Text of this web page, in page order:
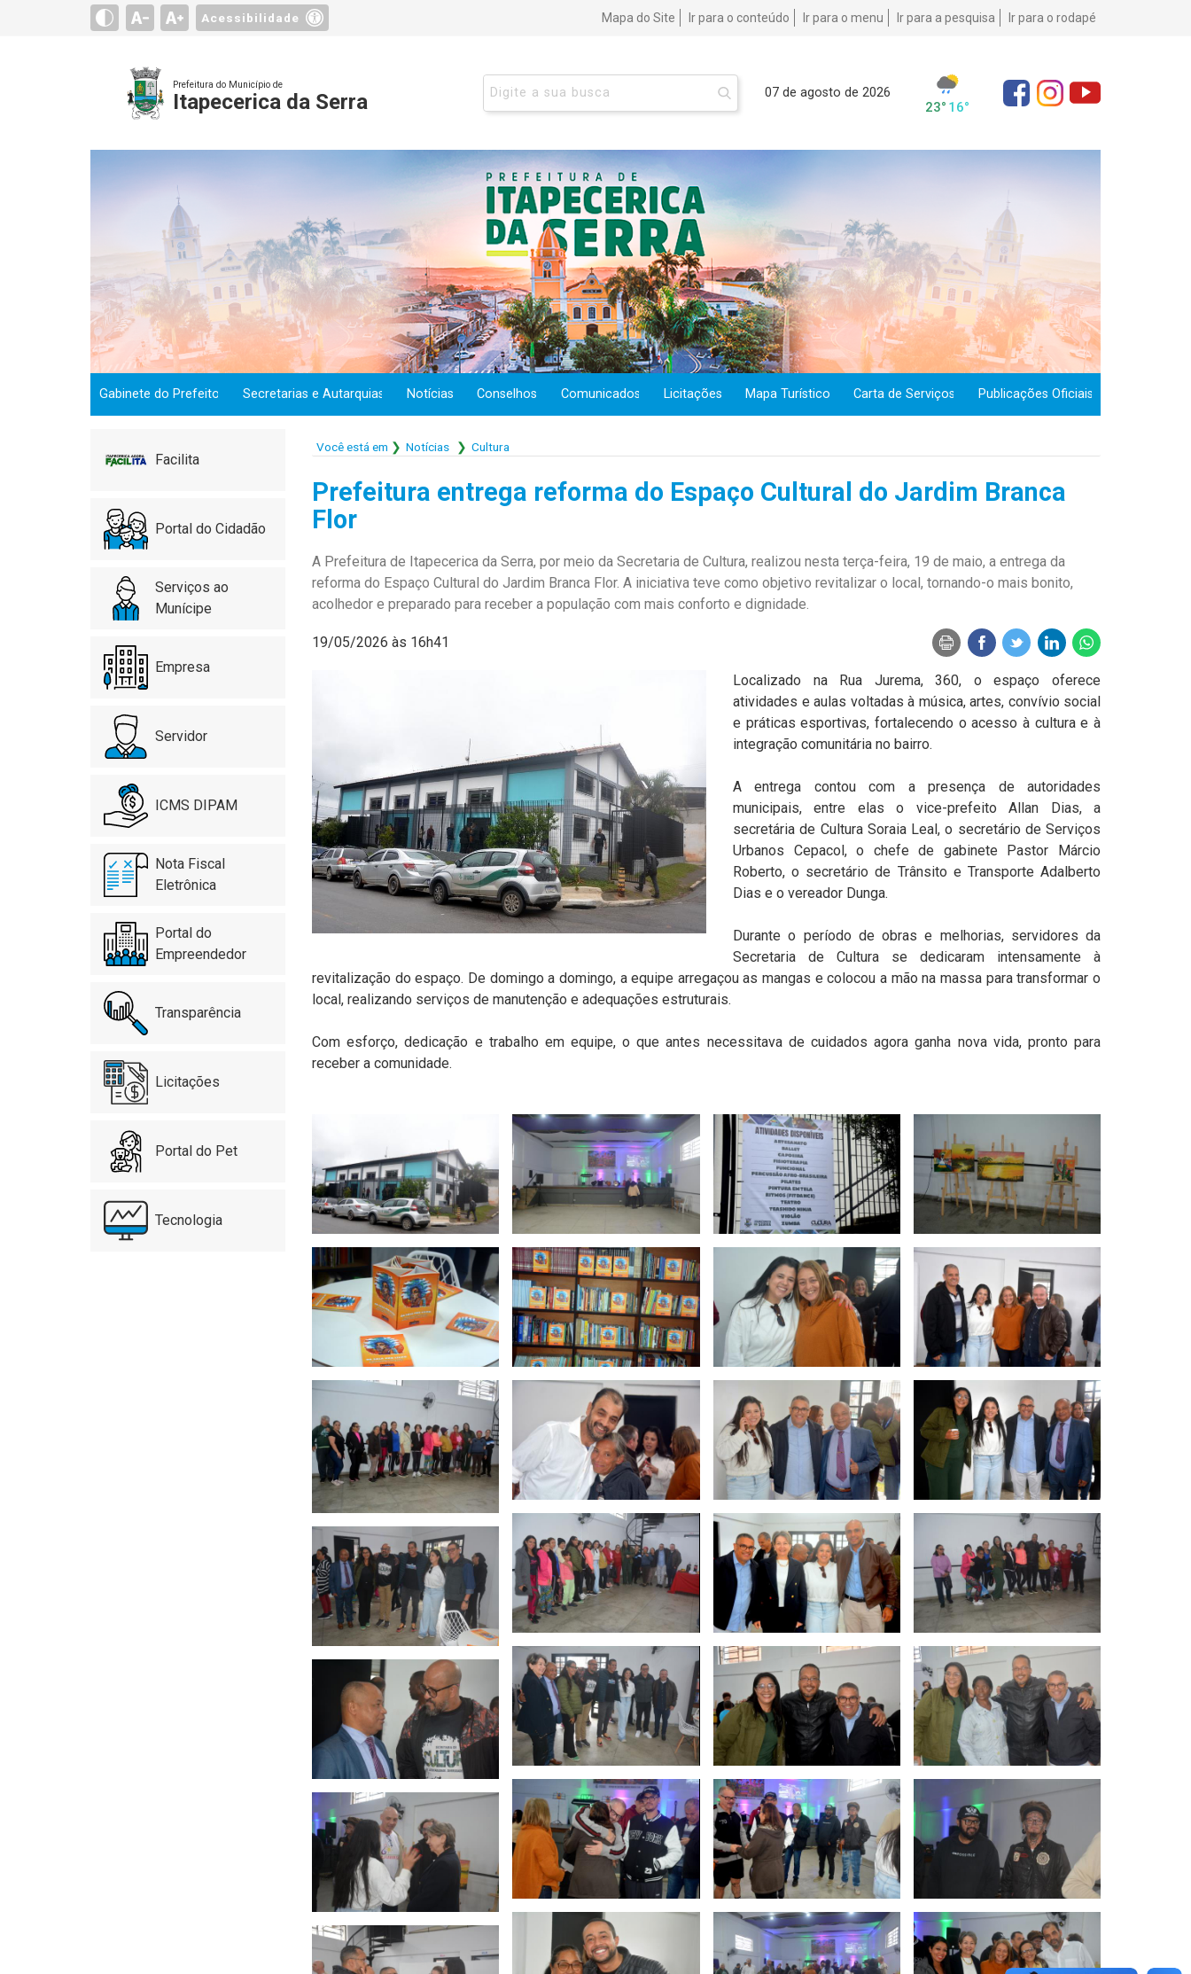
Acessibilidade Mapa do Site Ir para o conteúdo Ir para o menu Ir para a pesquisa Ir para o rodapé
Prefeitura do Município de
Itapecerica da Serra 07 de agosto de 2026
Gabinete do Prefeito Secretarias e Autarquias Notícias Conselhos Comunicados Licitações Mapa Turístico Carta de Serviços Publicações Oficiais
Facilita
Portal do Cidadão
Serviços ao
Munícipe
Empresa
Servidor
ICMS DIPAM
Nota Fiscal
Eletrônica
Portal do
Empreendedor
Transparência
Licitações
Portal do Pet
Tecnologia
Você está em Notícias Cultura
Prefeitura entrega reforma do Espaço Cultural do Jardim Branca
Flor
A Prefeitura de Itapecerica da Serra, por meio da Secretaria de Cultura, realizou nesta terça-feira, 19 de maio, a entrega da
reforma do Espaço Cultural do Jardim Branca Flor. A iniciativa teve como objetivo revitalizar o local, tornando-o mais bonito,
acolhedor e preparado para receber a população com mais conforto e dignidade.
19/05/2026 às 16h41
Localizado na Rua Jurema, 360, o espaço oferece
atividades e aulas voltadas à música, artes, convívio social
e práticas esportivas, fortalecendo o acesso à cultura e à
integração comunitária no bairro.
A entrega contou com a presença de autoridades
municipais, entre elas o vice-prefeito Allan Dias, a
secretária de Cultura Soraia Leal, o secretário de Serviços
Urbanos Cepacol, o chefe de gabinete Pastor Márcio
Roberto, o secretário de Trânsito e Transporte Adalberto
Dias e o vereador Dunga.
Durante o período de obras e melhorias, servidores da
Secretaria de Cultura se dedicaram intensamente à
revitalização do espaço. De domingo a domingo, a equipe arregaçou as mangas e colocou a mão na massa para transformar o
local, realizando serviços de manutenção e adequações estruturais.
Com esforço, dedicação e trabalho em equipe, o que antes necessitava de cuidados agora ganha nova vida, pronto para
receber a comunidade.